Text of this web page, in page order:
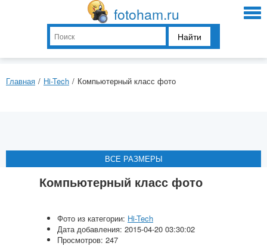
fotoham.ru
Найти
Главная / Hi-Tech / Компьютерный класс фото
ВСЕ РАЗМЕРЫ
ВСЕ РАЗМЕРЫ
ВСЕ РАЗМЕРЫ
ВСЕ РАЗМЕРЫ
Компьютерный класс фото
Фото из категории: Hi-Tech
Дата добавления: 2015-04-20 03:30:02
Просмотров: 247